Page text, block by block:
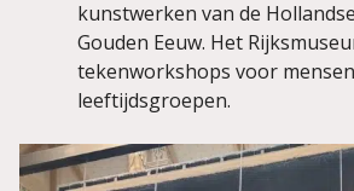
kunstwerken van de
Gouden Eeuw. Het
tekenworkshops voor
leeftijdsgroepen.